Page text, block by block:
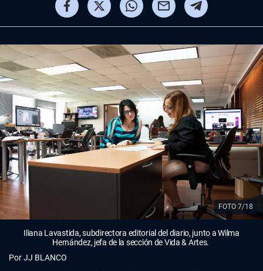
FOTO 7/18
PorJJ BLANCO
Iliana Lavastida, subdirectora editorial del diario, junto a Wilma
Hernández, jefa de la sección de Vida & Artes.